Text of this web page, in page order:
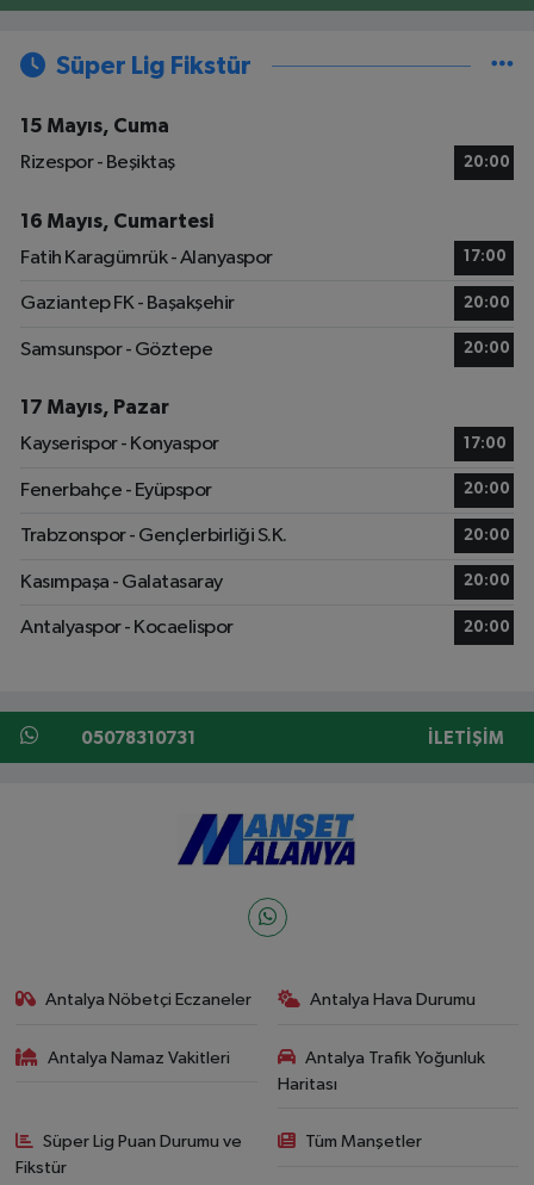
Süper Lig Fikstür
15 Mayıs, Cuma
Rizespor - Beşiktaş
20:00
16 Mayıs, Cumartesi
Fatih Karagümrük - Alanyaspor
17:00
Gaziantep FK - Başakşehir 20:00
Samsunspor - Göztepe 20:00
17 Mayıs, Pazar
Kayserispor - Konyaspor
17:00
Fenerbahçe - Eyüpspor 20:00
Trabzonspor - Gençlerbirliği S.K. 20:00
Kasımpaşa - Galatasaray 20:00
Antalyaspor - Kocaelispor 20:00
05078310731 İLETIŞIM
Antalya Nöbetçi Eczaneler Antalya Hava Durumu
Antalya Namaz Vakitleri
Antalya Trafik Yoğunluk
Haritası
Süper Lig Puan Durumu ve
Fikstür
Tüm Manşetler